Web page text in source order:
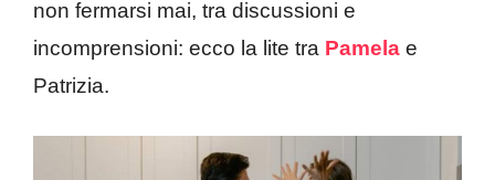
non fermarsi mai, tra discussioni e
incomprensioni: ecco la lite tra Pamela e
Patrizia.